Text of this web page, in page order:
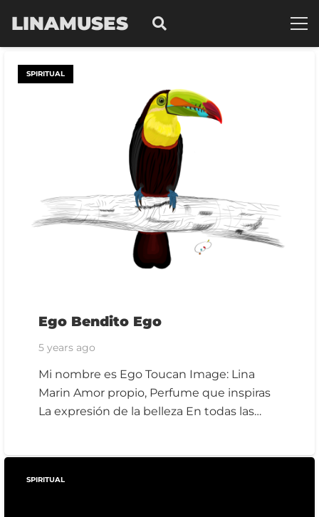
LINAMUSES
SPIRITUAL
Ego Bendito Ego
5 years ago
Mi nombre es Ego Toucan Image: Lina
Marin Amor propio, Perfume que inspiras
La expresión de la belleza En todas las…
SPIRITUAL